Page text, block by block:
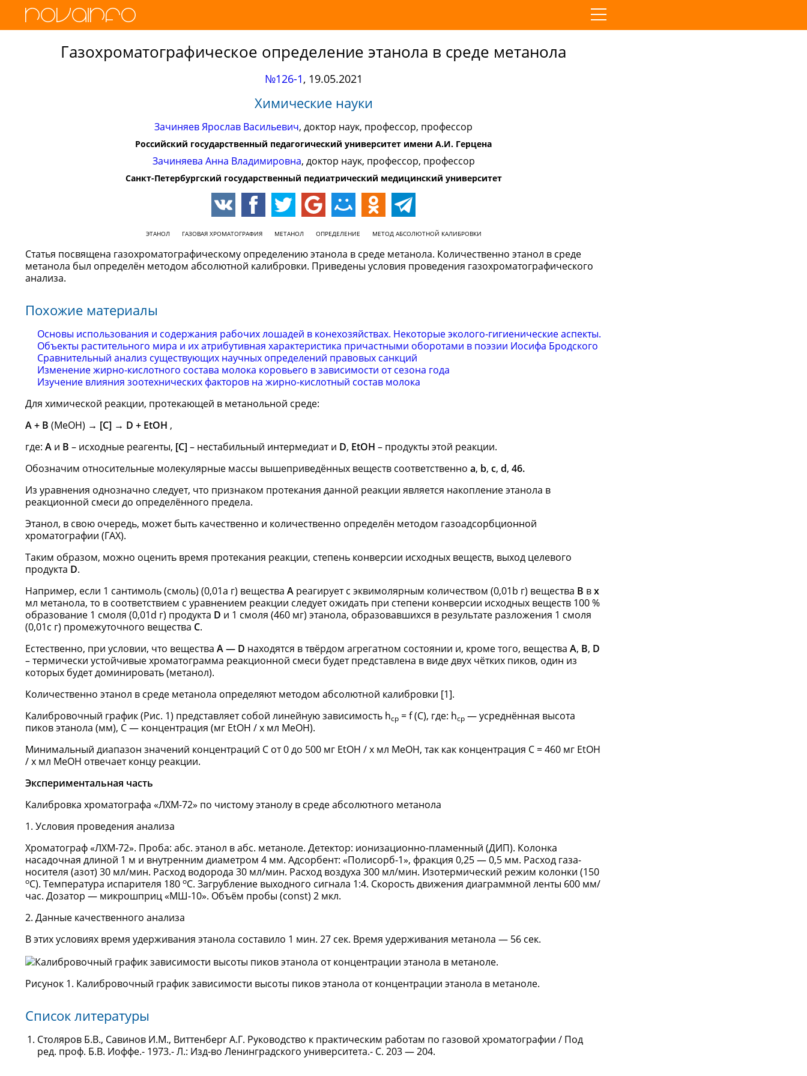
Газохроматографическое определение этанола в среде метанола
№126-1, 19.05.2021
Химические науки
Зачиняев Ярослав Васильевич, доктор наук, профессор, профессор
Российский государственный педагогический университет имени А.И. Герцена
Зачиняева Анна Владимировна, доктор наук, профессор, профессор
Санкт-Петербургский государственный педиатрический медицинский университет
ЭТАНОЛ ГАЗОВАЯ ХРОМАТОГРАФИЯ МЕТАНОЛ ОПРЕДЕЛЕНИЕ МЕТОД АБСОЛЮТНОЙ КАЛИБРОВКИ
Статья посвящена газохроматографическому определению этанола в среде метанола. Количественно этанол в среде
метанола был определён методом абсолютной калибровки. Приведены условия проведения газохроматографического
анализа.
Похожие материалы
Основы использования и содержания рабочих лошадей в конехозяйствах. Некоторые эколого-гигиенические аспекты.
Объекты растительного мира и их атрибутивная характеристика причастными оборотами в поэзии Иосифа Бродского
Сравнительный анализ существующих научных определений правовых санкций
Изменение жирно-кислотного состава молока коровьего в зависимости от сезона года
Изучение влияния зоотехнических факторов на жирно-кислотный состав молока
Для химической реакции, протекающей в метанольной среде:
А + В (МеОН) → [C] → D + EtOH ,
где: А и В – исходные реагенты, [C] – нестабильный интермедиат и D, EtOH – продукты этой реакции.
Обозначим относительные молекулярные массы вышеприведённых веществ соответственно a, b, c, d, 46.
Из уравнения однозначно следует, что признаком протекания данной реакции является накопление этанола в
реакционной смеси до определённого предела.
Этанол, в свою очередь, может быть качественно и количественно определён методом газоадсорбционной
хроматографии (ГАХ).
Таким образом, можно оценить время протекания реакции, степень конверсии исходных веществ, выход целевого
продукта D.
Например, если 1 сантимоль (смоль) (0,01a г) вещества А реагирует с эквимолярным количеством (0,01b г) вещества B вx
мл метанола, то в соответствием с уравнением реакции следует ожидать при степени конверсии исходных веществ 100 %
образование 1 смоля (0,01d г) продукта D и 1 смоля (460 мг) этанола, образовавшихся в результате разложения 1 смоля
(0,01с г) промежуточного вещества С.
Естественно, при условии, что вещества А — D находятся в твёрдом агрегатном состоянии и, кроме того, вещества A, B, D
– термически устойчивые хроматограмма реакционной смеси будет представлена в виде двух чётких пиков, один из
которых будет доминировать (метанол).
Количественно этанол в среде метанола определяют методом абсолютной калибровки [1].
Калибровочный график (Рис. 1) представляет собой линейную зависимость hср = f (C), где: hср — усреднённая высота
пиков этанола (мм), С — концентрация (мг EtOH / x мл MeOH).
Минимальный диапазон значений концентраций С от 0 до 500 мг EtOH / x мл MeOH, так как концентрация С = 460 мг EtOH
/ x мл MeOH отвечает концу реакции.
Экспериментальная часть
Калибровка хроматографа «ЛХМ-72» по чистому этанолу в среде абсолютного метанола
1. Условия проведения анализа
Хроматограф «ЛХМ-72». Проба: абс. этанол в абс. метаноле. Детектор: ионизационно-пламенный (ДИП). Колонка
насадочная длиной 1 м и внутренним диаметром 4 мм. Адсорбент: «Полисорб-1», фракция 0,25 — 0,5 мм. Расход газа-
носителя (азот) 30 мл/мин. Расход водорода 30 мл/мин. Расход воздуха 300 мл/мин. Изотермический режим колонки (150
оС). Температура испарителя 180 оС. Загрубление выходного сигнала 1:4. Скорость движения диаграммной ленты 600 мм/
час. Дозатор — микрошприц «МШ-10». Объём пробы (const) 2 мкл.
2. Данные качественного анализа
В этих условиях время удерживания этанола составило 1 мин. 27 сек. Время удерживания метанола — 56 сек.
Рисунок 1. Калибровочный график зависимости высоты пиков этанола от концентрации этанола в метаноле.
Список литературы
Столяров Б.В., Савинов И.М., Виттенберг А.Г. Руководство к практическим работам по газовой хроматографии / Под
ред. проф. Б.В. Иоффе.- 1973.- Л.: Изд-во Ленинградского университета.- С. 203 — 204.